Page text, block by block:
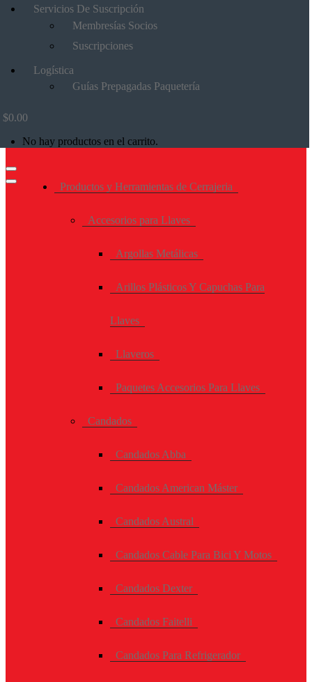
Servicios De Suscripción
Membresías Socios
Suscripciones
Logística
Guías Prepagadas Paquetería
$0.00
No hay productos en el carrito.
Productos y Herramientas de Cerrajeria
Accesorios para Llaves
Argollas Metálicas
Arillos Plásticos Y Capuchas Para
Llaves
Llaveros
Paquetes Accesorios Para Llaves
Candados
Candados Abba
Candados American Máster
Candados Austral
Candados Cable Para Bici Y Motos
Candados Dexter
Candados Faitelli
Candados Para Refrigerador